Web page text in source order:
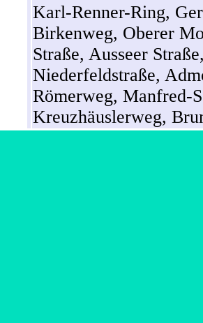
Karl-Renner-Ring,
Birkenweg, Oberer
Straße, Ausseer
Niederfeldstraße,
Römerweg, Manfred-
Kreuzhäuslerweg,